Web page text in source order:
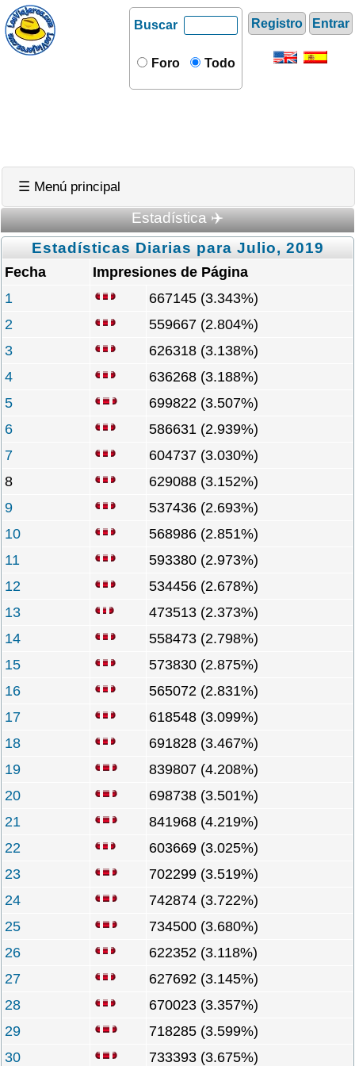
Registro Entrar
Buscar
Foro Todo
☰ Menú principal
Estadística ✈️
Estadísticas Diarias para Julio, 2019
Fecha
Impresiones de Página
1
667145 (3.343%)
2
559667 (2.804%)
3
626318 (3.138%)
4
636268 (3.188%)
5
699822 (3.507%)
6
586631 (2.939%)
7
604737 (3.030%)
8
629088 (3.152%)
9
537436 (2.693%)
10
568986 (2.851%)
11
593380 (2.973%)
12
534456 (2.678%)
13
473513 (2.373%)
14
558473 (2.798%)
15
573830 (2.875%)
16
565072 (2.831%)
17
618548 (3.099%)
18
691828 (3.467%)
19
839807 (4.208%)
20
698738 (3.501%)
21
841968 (4.219%)
22
603669 (3.025%)
23
702299 (3.519%)
24
742874 (3.722%)
25
734500 (3.680%)
26
622352 (3.118%)
27
627692 (3.145%)
28
670023 (3.357%)
29
718285 (3.599%)
30
733393 (3.675%)